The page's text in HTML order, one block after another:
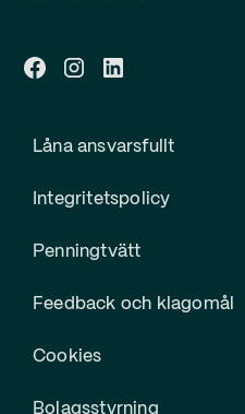
Låna ansvarsfullt
Integritetspolicy
Penningtvätt
Feedback och klagomål
Cookies
Bolagsstyrning